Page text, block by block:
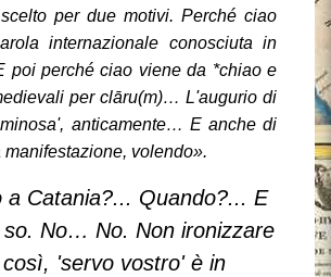
per due motivi. Perché ciao
internazionale conosciuta in
poi perché ciao viene da *chiao e
per clāru(m)… L'augurio di
anticamente… E anche di
volendo».
a Catania?... Quando?... E
so. No… No. Non ironizzare
'servo vostro' è in